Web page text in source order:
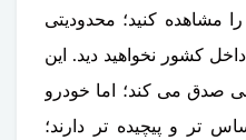
مشاهده کنید؛ محدودیتی
کشور نخواهید دید. این
صدق می کند؛ اما خودرو
تر و پیچیده تر دارند؛